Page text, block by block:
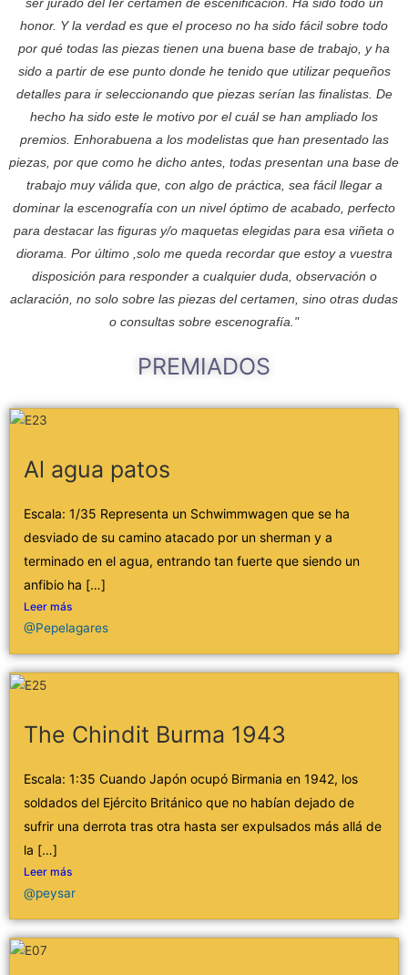
ser jurado del Ier certamen de escenificación. Ha sido todo un
honor. Y la verdad es que el proceso no ha sido fácil sobre todo
por qué todas las piezas tienen una buena base de trabajo, y ha
sido a partir de ese punto donde he tenido que utilizar pequeños
detalles para ir seleccionando que piezas serían las finalistas. De
hecho ha sido este le motivo por el cuál se han ampliado los
premios. Enhorabuena a los modelistas que han presentado las
piezas, por que como he dicho antes, todas presentan una base de
trabajo muy válida que, con algo de práctica, sea fácil llegar a
dominar la escenografía con un nivel óptimo de acabado, perfecto
para destacar las figuras y/o maquetas elegidas para esa viñeta o
diorama. Por último ,solo me queda recordar que estoy a vuestra
disposición para responder a cualquier duda, observación o
aclaración, no solo sobre las piezas del certamen, sino otras dudas
o consultas sobre escenografía."
PREMIADOS
Al agua patos
Escala: 1/35 Representa un Schwimmwagen que se ha
desviado de su camino atacado por un sherman y a
terminado en el agua, entrando tan fuerte que siendo un
anfibio ha […]
Leer más
@Pepelagares
The Chindit Burma 1943
Escala: 1:35 Cuando Japón ocupó Birmania en 1942, los
soldados del Ejército Británico que no habían dejado de
sufrir una derrota tras otra hasta ser expulsados más allá de
la […]
Leer más
@peysar